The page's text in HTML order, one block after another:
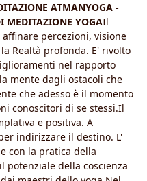
ATMANYOGA -
MEDITAZIONE YOGAIl
percezioni, visione
Realtà profonda. E' rivolto
nel rapporto
mente dagli ostacoli che
che adesso è il momento
conoscitori di se stessi.Il
e positiva. A
indirizzare il destino. L'
con la pratica della
potenziale della coscienza